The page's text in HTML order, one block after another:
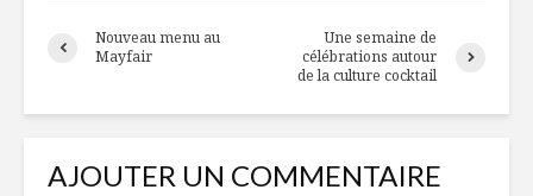
Nouveau menu au
Mayfair
Une semaine de
célébrations autour
de la culture cocktail
AJOUTER UN COMMENTAIRE